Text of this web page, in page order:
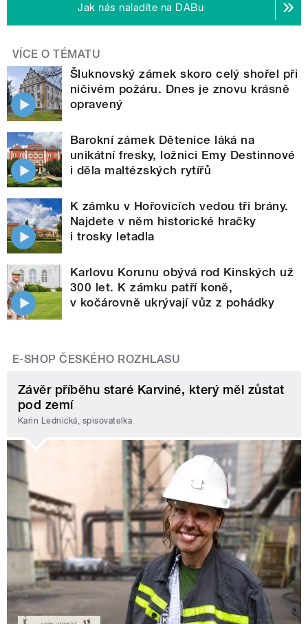
Jak nás naladíte na DABu
VÍCE O TÉMATU
Šluknovský zámek skoro celý shořel při
ničivém požáru. Dnes je znovu krásně
opravený
Barokní zámek Dětenice láká na
unikátní fresky, ložnici Emy Destinnové
i děla maltézských rytířů
K zámku v Hořovicích vedou tři brány.
Najdete v něm historické hračky
i trosky letadla
Karlovu Korunu obývá rod Kinských už
300 let. K zámku patří koně,
v kočárovně ukrývají vůz z pohádky
E-SHOP ČESKÉHO ROZHLASU
Závěr příběhu staré Karviné, který měl zůstat
pod zemí
Karin Lednická, spisovatelka